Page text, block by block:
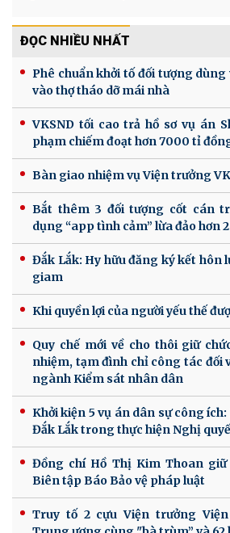
ĐỌC NHIỀU NHẤT
Phê chuẩn khởi tố đối tượng
vào thợ tháo dỡ mái nhà
VKSND tối cao trả hồ sơ vụ án
phạm chiếm đoạt hơn 7000 tỉ
Bàn giao nhiệm vụ Viện trưởng
Bắt thêm 3 đối tượng cốt cán
dụng “app tình cảm” lừa đảo hơn
Đắk Lắk: Hy hữu đăng ký kết hôn
giam
Khi quyền lợi của người yếu thế
Quy chế mới về cho thôi giữ
nhiệm, tạm đình chỉ công tác đối
ngành Kiểm sát nhân dân
Khởi kiện 5 vụ án dân sự công
Đắk Lắk trong thực hiện Nghị
Đồng chí Hồ Thị Kim Thoan giữ
Biên tập Báo Bảo vệ pháp luật
Truy tố 2 cựu Viện trưởng